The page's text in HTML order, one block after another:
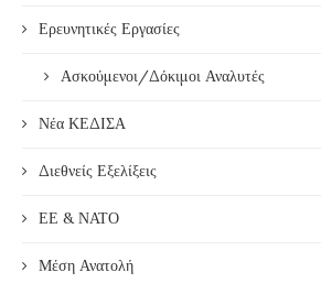
Ερευνητικές Εργασίες
Ασκούμενοι/Δόκιμοι Αναλυτές
Νέα ΚΕΔΙΣΑ
Διεθνείς Εξελίξεις
ΕΕ & ΝΑΤΟ
Μέση Ανατολή